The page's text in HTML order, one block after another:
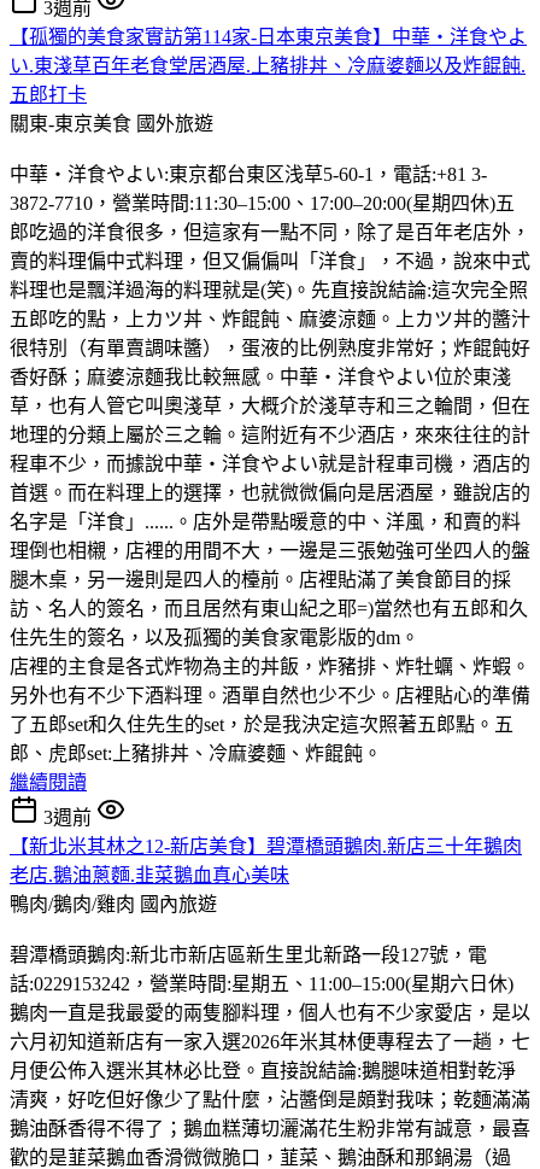
3週前
【孤獨的美食家實訪第114家-日本東京美食】中華・洋食やよ
い.東淺草百年老食堂居酒屋.上豬排丼、冷麻婆麵以及炸餛飩.
五郎打卡
關東-東京美食 國外旅遊
中華・洋食やよい:東京都台東区浅草5-60-1，電話:+81 3-
3872-7710，營業時間:11:30–15:00、17:00–20:00(星期四休)五
郎吃過的洋食很多，但這家有一點不同，除了是百年老店外，
賣的料理偏中式料理，但又偏偏叫「洋食」，不過，說來中式
料理也是飄洋過海的料理就是(笑)。先直接說結論:這次完全照
五郎吃的點，上カツ丼、炸餛飩、麻婆涼麵。上カツ丼的醬汁
很特別（有單賣調味醬），蛋液的比例熟度非常好；炸餛飩好
香好酥；麻婆涼麵我比較無感。中華・洋食やよい位於東淺
草，也有人管它叫奧淺草，大概介於淺草寺和三之輪間，但在
地理的分類上屬於三之輪。這附近有不少酒店，來來往往的計
程車不少，而據說中華・洋食やよい就是計程車司機，酒店的
首選。而在料理上的選擇，也就微微偏向是居酒屋，雖說店的
名字是「洋食」......。店外是帶點暖意的中、洋風，和賣的料
理倒也相櫬，店裡的用間不大，一邊是三張勉強可坐四人的盤
腿木桌，另一邊則是四人的檯前。店裡貼滿了美食節目的採
訪、名人的簽名，而且居然有東山紀之耶=)當然也有五郎和久
住先生的簽名，以及孤獨的美食家電影版的dm。
店裡的主食是各式炸物為主的丼飯，炸豬排、炸牡蠣、炸蝦。
另外也有不少下酒料理。酒單自然也少不少。店裡貼心的準備
了五郎set和久住先生的set，於是我決定這次照著五郎點。五
郎、虎郎set:上豬排丼、冷麻婆麵、炸餛飩。
繼續閱讀
3週前
【新北米其林之12-新店美食】碧潭橋頭鵝肉.新店三十年鵝肉
老店.鵝油蔥麵.韭菜鵝血真心美味
鴨肉/鵝肉/雞肉 國內旅遊
碧潭橋頭鵝肉:新北市新店區新生里北新路一段127號，電
話:0229153242，營業時間:星期五、11:00–15:00(星期六日休)
鵝肉一直是我最愛的兩隻腳料理，個人也有不少家愛店，是以
六月初知道新店有一家入選2026年米其林便專程去了一趟，七
月便公佈入選米其林必比登。直接說結論:鵝腿味道相對乾淨
清爽，好吃但好像少了點什麼，沾醬倒是頗對我味；乾麵滿滿
鵝油酥香得不得了；鵝血糕薄切灑滿花生粉非常有誠意，最喜
歡的是韮菜鵝血香滑微微脆口，韮菜、鵝油酥和那鍋湯（過